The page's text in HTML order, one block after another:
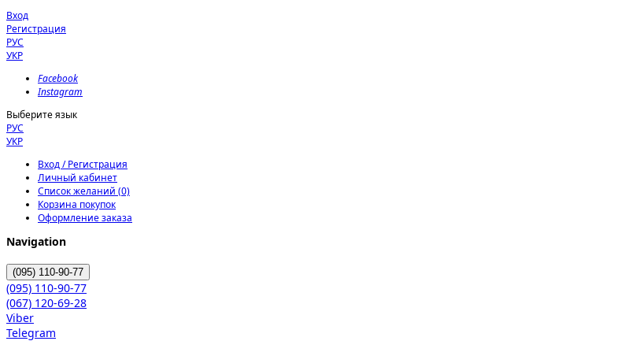
Вход
Регистрация
РУС
УКР
Facebook
Instagram
Выберите язык
РУС
УКР
Вход / Регистрация
Личный кабинет
Список желаний (0)
Корзина покупок
Оформление заказа
Navigation
(095) 110-90-77
(095) 110-90-77
(067) 120-69-28
Viber
Telegram